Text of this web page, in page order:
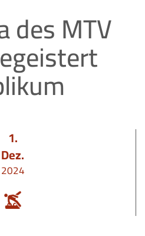
des MTV
1.
Dez.
2024